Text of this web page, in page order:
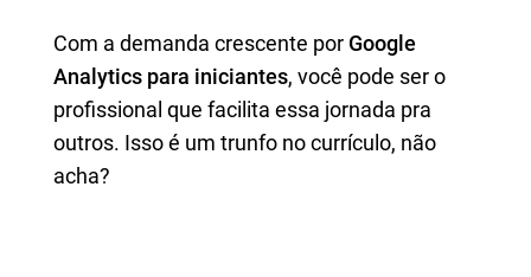
Com a demanda crescente por Google
Analytics para iniciantes, você pode ser o
profissional que facilita essa jornada pra
outros. Isso é um trunfo no currículo, não
acha?